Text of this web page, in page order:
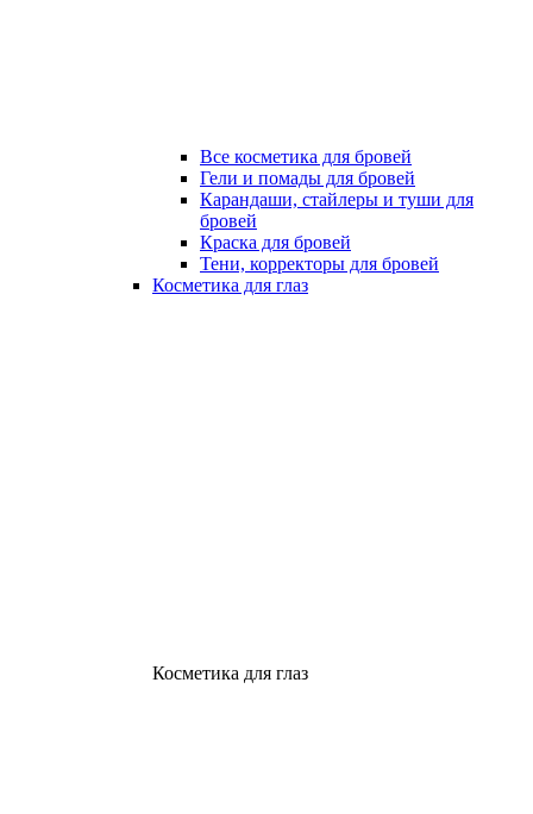
Все косметика для бровей
Гели и помады для бровей
Карандаши, стайлеры и туши для
бровей
Краска для бровей
Тени, корректоры для бровей
Косметика для глаз
Косметика для глаз